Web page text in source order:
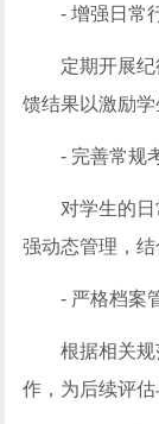
- 增强日常
定期开展
馈结果以激励
- 完善常规
对学生的
强动态管理，
- 严格档案
根据相关
作，为后续评估